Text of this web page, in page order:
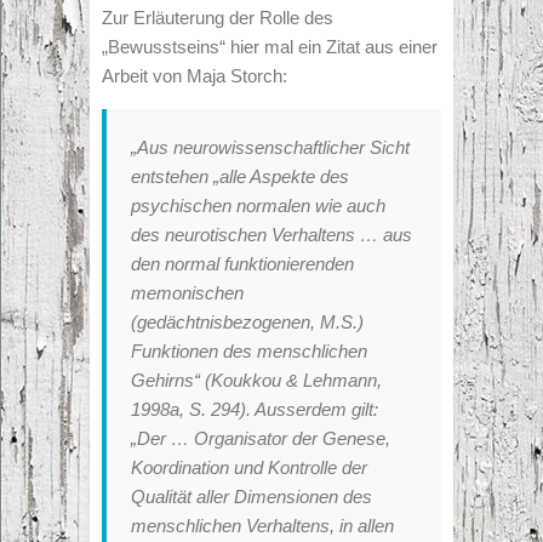
Zur Erläuterung der Rolle des
„Bewusstseins“ hier mal ein Zitat aus einer
Arbeit von Maja Storch:
„Aus neurowissenschaftlicher Sicht
entstehen „alle Aspekte des
psychischen normalen wie auch
des neurotischen Verhaltens … aus
den normal funktionierenden
memonischen
(gedächtnisbezogenen, M.S.)
Funktionen des menschlichen
Gehirns“ (Koukkou & Lehmann,
1998a, S. 294). Ausserdem gilt:
„Der … Organisator der Genese,
Koordination und Kontrolle der
Qualität aller Dimensionen des
menschlichen Verhaltens, in allen